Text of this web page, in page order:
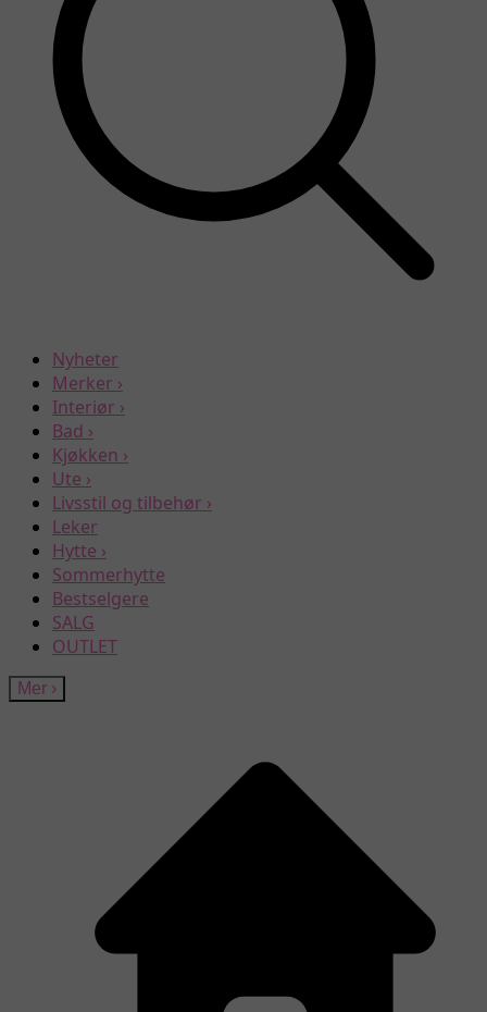
Nyheter
Merker ›
Interiør ›
Bad ›
Kjøkken ›
Ute ›
Livsstil og tilbehør ›
Leker
Hytte ›
Sommerhytte
Bestselgere
SALG
OUTLET
Mer ›